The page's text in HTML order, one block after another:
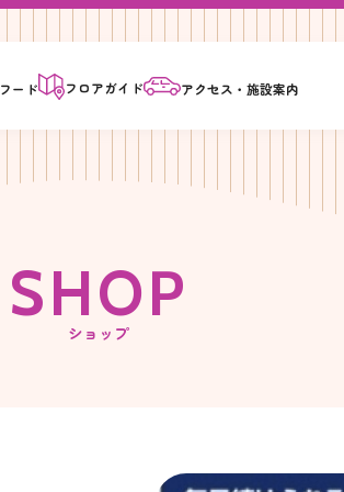
フード フロアガイド アクセス・施設案内
SHOP
ショップ